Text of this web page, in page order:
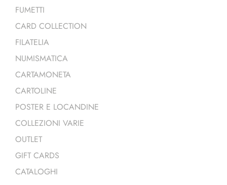
FUMETTI
CARD COLLECTION
FILATELIA
NUMISMATICA
CARTAMONETA
CARTOLINE
POSTER E LOCANDINE
COLLEZIONI VARIE
OUTLET
GIFT CARDS
CATALOGHI